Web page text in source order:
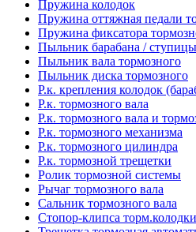
Пружина колодок
Пружина оттяжная педали
Пружина фиксатора
Пыльник барабана / ступицы
Пыльник вала тормозного
Пыльник диска тормозного
Р.к. крепления колодок
Р.к. тормозного вала
Р.к. тормозного вала и
Р.к. тормозного механизма
Р.к. тормозного цилиндра
Р.к. тормозной тpещетки
Ролик тоpмозной системы
Рычаг тормозного вала
Сальник тормозного вала
Стопор-клипса торм.колодки